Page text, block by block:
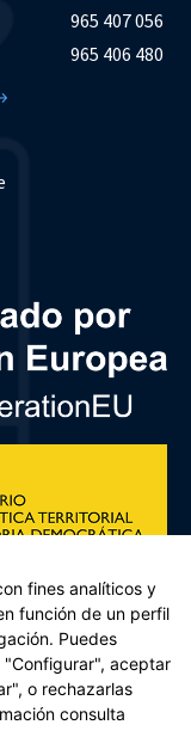
965 407 056
965 406 480
fines analíticos y
función de un perfil
Puedes
"Configurar", aceptar
o rechazarlas
consulta